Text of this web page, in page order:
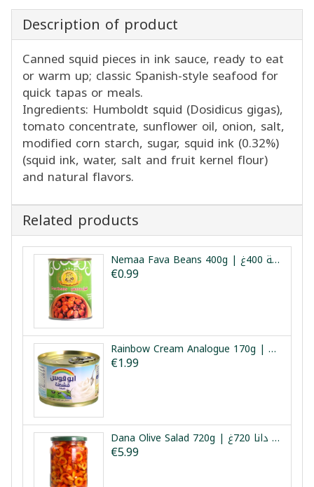
Description of product
Canned squid pieces in ink sauce, ready to eat
or warm up; classic Spanish-style seafood for
quick tapas or meals.
Ingredients: Humboldt squid (Dosidicus gigas),
tomato concentrate, sunflower oil, onion, salt,
modified corn starch, sugar, squid ink (0.32%)
(squid ink, water, salt and fruit kernel flour)
and natural flavors.
Related products
Nemaa Fava Beans 400g | فول مدمس نعمة 400غ
€0.99
Rainbow Cream Analogue 170g | كريمة قوس قزح 170غ
€1.99
Dana Olive Salad 720g | سلطة زيتون دانا 720غ
€5.99